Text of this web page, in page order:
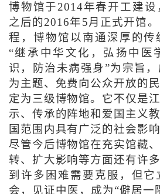
博物馆于2014年春开工建
之后的2016年5月正式开馆
程，博物馆以南通深厚的传
“继承中华文化，弘扬中医
识，防治未病强身”为宗旨
为主题、免费向公众开放的
定为三级博物馆。它不仅是
示、传承的阵地和爱国主义
国范围内具有广泛的社会影
尽管今后博物馆在充实馆藏
转、扩大影响等方面还有许
到许多困难需要克服，但它
会，见证中医，成为“僻居一